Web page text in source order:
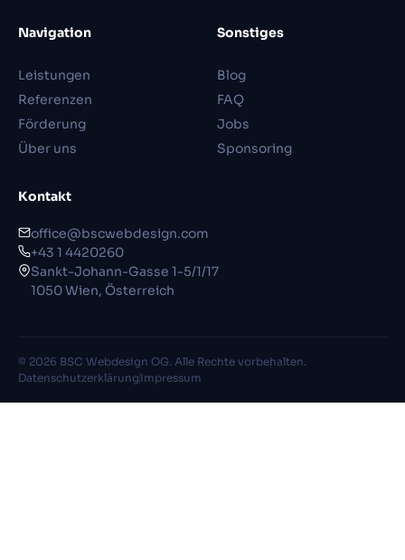
Navigation
Leistungen
Referenzen
Förderung
Über uns
Sonstiges
Blog
FAQ
Jobs
Sponsoring
Kontakt
office@bscwebdesign.com
+43 1 4420260
Sankt-Johann-Gasse 1-5/1/17
1050 Wien, Österreich
© 2026 BSC Webdesign OG. Alle Rechte vorbehalten.
Datenschutzerklärung Impressum